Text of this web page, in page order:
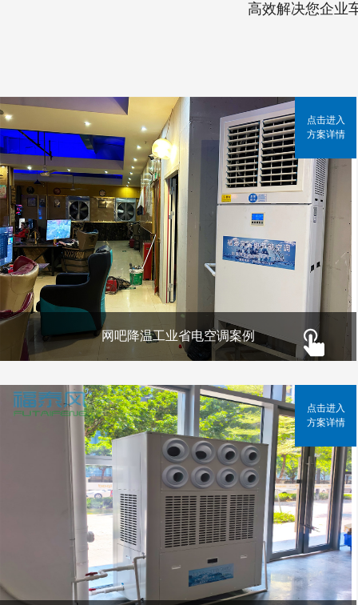
高效解决您企业
网吧降温工业省电空调案例
点击进入
方案详情
点击进入
方案详情